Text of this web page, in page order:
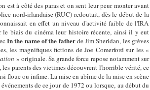
est à côté des paras et on sent leur peur monter avant
nord-irlandaise (RUC) redoutait, dès le début de la
en effet un niveau d'activité faible de l'IRA
le biais du cinéma leur histoire récente, ainsi il y eut
In the name of the fatherde Jim Sheridan, les grèves
les magnifiques fictions de Joe Comerford sur les «
» originale. Sa grande force repose notamment sur
parents des victimes découvrent l'horrible vérité, ce
floue ou infime. La mise en abîme de la mise en scène
de ce jour de 1972 ou lorsque, au début du